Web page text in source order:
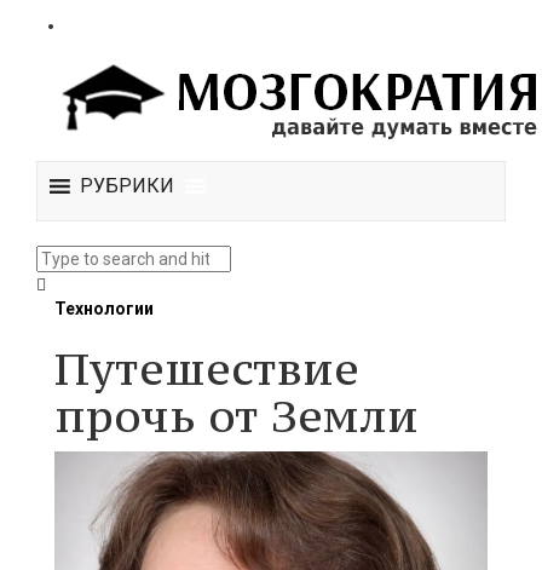
РУБРИКИ
Технологии
Путешествие
прочь от Земли